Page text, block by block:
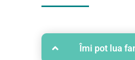
Îmi pot lua